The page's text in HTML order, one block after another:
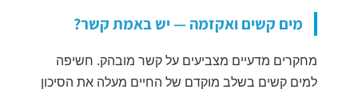
מים קשים ואקזמה — יש באמת קשר?
מחקרים מדעיים מצביעים על קשר מובהק. חשיפה
למים קשים בשלב מוקדם של החיים מעלה את הסיכון